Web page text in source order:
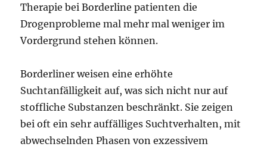
Therapie bei Borderline patienten die
Drogenprobleme mal mehr mal weniger im
Vordergrund stehen können.
Borderliner weisen eine erhöhte
Suchtanfälligkeit auf, was sich nicht nur auf
stoffliche Substanzen beschränkt. Sie zeigen
bei oft ein sehr auffälliges Suchtverhalten, mit
abwechselnden Phasen von exzessivem